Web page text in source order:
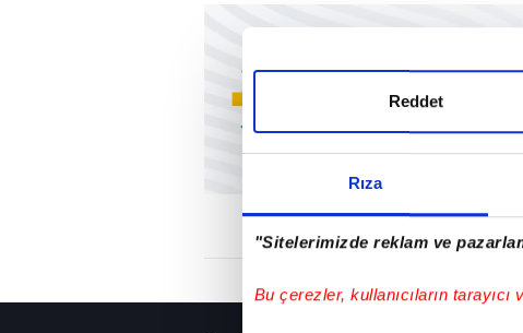
Rıza
"Sitelerimizde reklam ve
Bu çerezler, kullanıcıların tarayıcı
Reddet